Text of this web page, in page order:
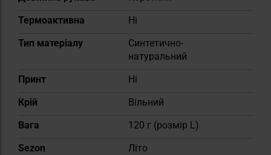
Термоактивна
Ні
Тип матеріалу
Синтетично-
натуральний
Принт
Ні
Крій
Вільний
Вага
120 г (розмір L)
Sezon
Літо